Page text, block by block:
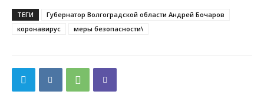
ТЕГИ
Губернатор Волгоградской области Андрей Бочаров
коронавирус
меры безопасности\